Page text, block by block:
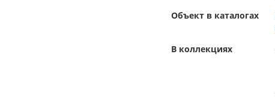
Объект в каталогах
В коллекциях